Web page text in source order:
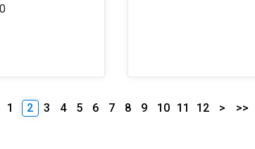
1 2 3 4 5 6 7 8 9 10 11 12 > >>